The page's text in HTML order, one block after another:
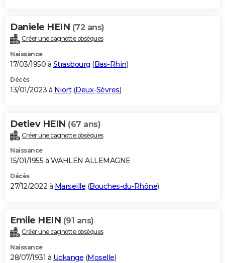
Daniele HEIN (72 ans)
Créer une cagnotte obsèques
Naissance
17/03/1950 à Strasbourg (Bas-Rhin)
Décès
13/01/2023 à Niort(Deux-Sèvres)
Detlev HEIN (67 ans)
Créer une cagnotte obsèques
Naissance
15/01/1955 à WAHLEN ALLEMAGNE
Décès
27/12/2022 à Marseille (Bouches-du-Rhône)
Emile HEIN (91 ans)
Créer une cagnotte obsèques
Naissance
28/07/1931 à Uckange (Moselle)